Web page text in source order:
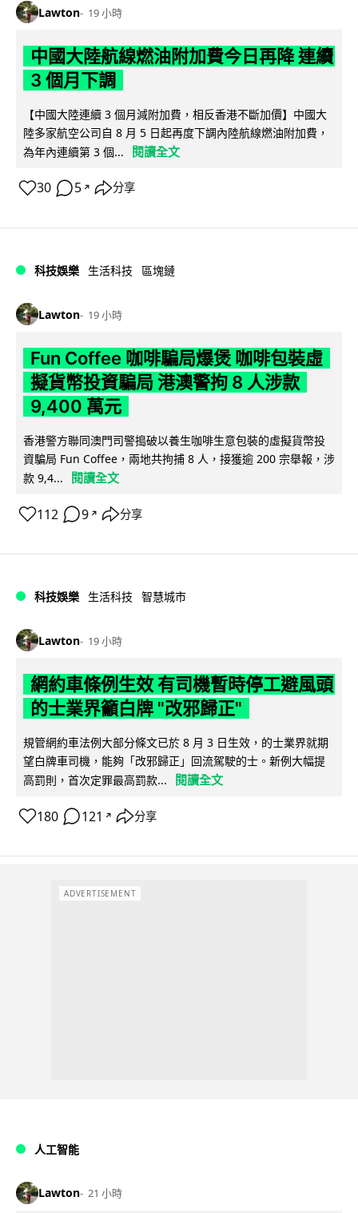
Lawton 19 小時
中國大陸航線燃油附加費今日再降 連續
3 個月下調
【中國大陸連續 3 個月減附加費，相反香港不斷加價】中國大
陸多家航空公司自 8 月 5 日起再度下調內陸航線燃油附加費，
為年內連續第 3 個...
閱讀全文
30 5 ↗ 分享
科技娛樂 生活科技 區塊鏈
Lawton 19 小時
Fun Coffee 咖啡騙局爆煲 咖啡包裝虛
擬貨幣投資騙局 港澳警拘 8 人涉款
9,400 萬元
香港警方聯同澳門司警搗破以養生咖啡生意包裝的虛擬貨幣投
資騙局 Fun Coffee，兩地共拘捕 8 人，接獲逾 200 宗舉報，涉
款 9,4...
閱讀全文
112 9 ↗ 分享
科技娛樂 生活科技 智慧城市
Lawton 19 小時
網約車條例生效 有司機暫時停工避風頭
的士業界籲白牌 "改邪歸正"
規管網約車法例大部分條文已於 8 月 3 日生效，的士業界就期
望白牌車司機，能夠「改邪歸正」回流駕駛的士。新例大幅提
高罰則，首次定罪最高罰款...
閱讀全文
180 121 ↗ 分享
ADVERTISEMENT
人工智能
Lawton 21 小時